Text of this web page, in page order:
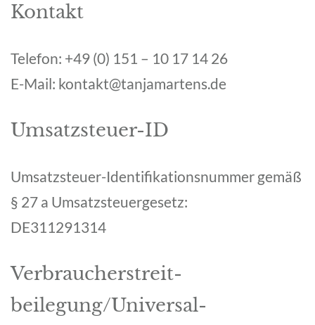
Kontakt
Telefon: +49 (0) 151 – 10 17 14 26
E-Mail: kontakt@tanjamartens.de
Umsatzsteuer-ID
Umsatzsteuer-Identifikationsnummer gemäß
§ 27 a Umsatzsteuergesetz:
DE311291314
Verbraucher­streit­
beilegung/Universal­